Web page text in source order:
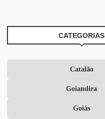
CATEGORIAS
Catalão
Goiandira
Goiás